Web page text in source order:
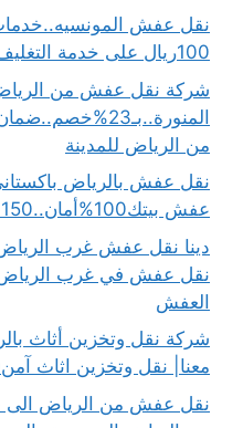
نقل عفش
100ريال على خدمة التغليف..اتصل بنا
شركة نقل عفش من الرياض
من الرياض للمدينة
نقل عفش بالرياض
عفش بيتك100%أمان..150خصم فوري
العفش
معنا| نقل وتخزين اثاث آمن100%اتصل الان